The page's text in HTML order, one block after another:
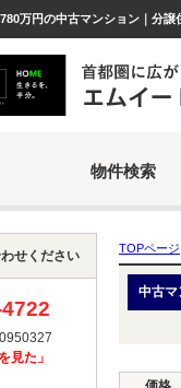
万円の中古マンション｜分
物件検索
TOPページ
中古マ
せください
見た」